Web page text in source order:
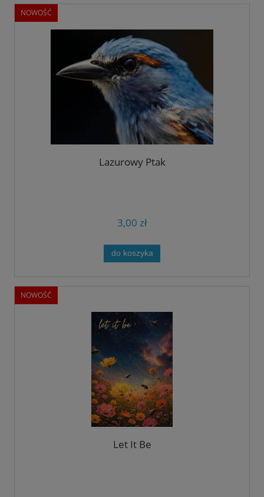
Lazurowy Ptak
3,00 zł
do koszyka
NOWOŚĆ
Let It Be
NOWOŚĆ